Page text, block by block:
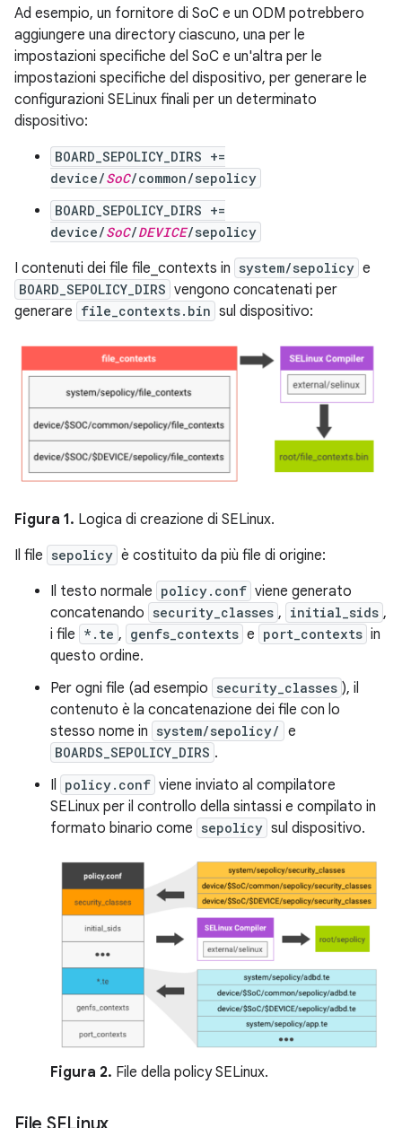
Ad esempio, un fornitore di SoC e un ODM potrebbero
aggiungere una directory ciascuno, una per le
impostazioni specifiche del SoC e un'altra per le
impostazioni specifiche del dispositivo, per generare le
configurazioni SELinux finali per un determinato
dispositivo:
BOARD_SEPOLICY_DIRS +=
device/SoC/common/sepolicy
BOARD_SEPOLICY_DIRS +=
device/SoC/DEVICE/sepolicy
I contenuti dei file file_contexts in system/sepolicy e
BOARD_SEPOLICY_DIRS vengono concatenati per
generare file_contexts.bin sul dispositivo:
Figura 1. Logica di creazione di SELinux.
Il file sepolicy è costituito da più file di origine:
Il testo normale policy.conf viene generato
concatenando security_classes , initial_sids ,
i file *.te , genfs_contexts e port_contexts in
questo ordine.
Per ogni file (ad esempio security_classes ), il
contenuto è la concatenazione dei file con lo
stesso nome in system/sepolicy/ e
BOARDS_SEPOLICY_DIRS .
Il
policy.conf viene inviato al compilatore
SELinux per il controllo della sintassi e compilato in
formato binario come sepolicy sul dispositivo.
Figura 2. File della policy SELinux.